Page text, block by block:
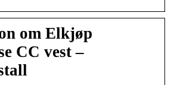
om Elkjøp
CC vest –